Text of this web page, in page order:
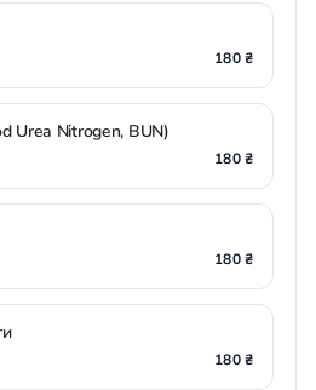
180 ₴
Urea Nitrogen, BUN)
180 ₴
180 ₴
180 ₴